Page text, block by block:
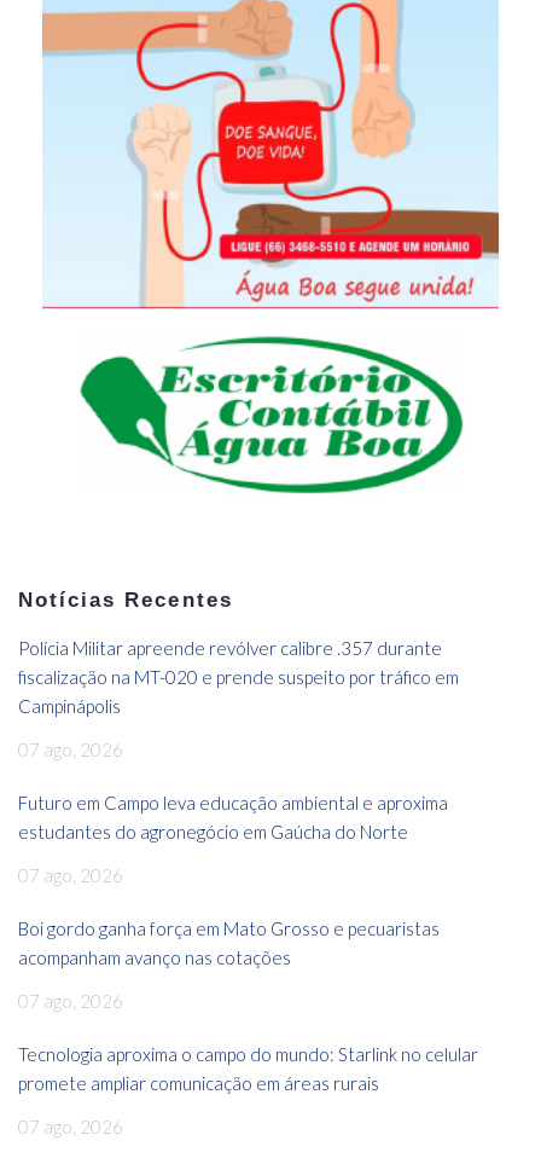
Notícias Recentes
Polícia Militar apreende revólver calibre .357 durante
fiscalização na MT-020 e prende suspeito por tráfico em
Campinápolis
07 ago, 2026
Futuro em Campo leva educação ambiental e aproxima
estudantes do agronegócio em Gaúcha do Norte
07 ago, 2026
Boi gordo ganha força em Mato Grosso e pecuaristas
acompanham avanço nas cotações
07 ago, 2026
Tecnologia aproxima o campo do mundo: Starlink no celular
promete ampliar comunicação em áreas rurais
07 ago, 2026